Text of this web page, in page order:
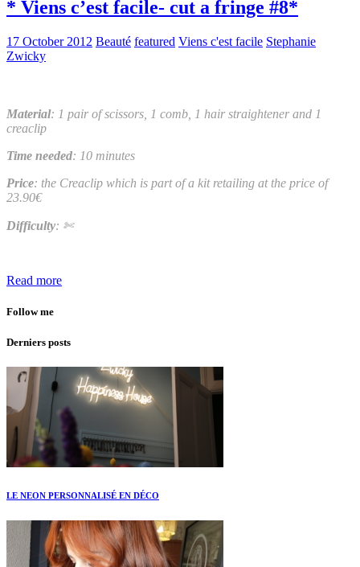
* Viens c’est facile- cut a fringe #8*
17 October 2012 Beauté featured Viens c'est facile Stephanie
Zwicky
Material: 1 pair of scissors, 1 comb, 1 hair straightener and 1
creaclip
Time needed: 10 minutes
Price: the Creaclip which is part of a kit retailing at the price of
23.90€
Difficulty: ✄
Read more
Follow me
Derniers posts
LE NEON PERSONNALISÉ EN DÉCO